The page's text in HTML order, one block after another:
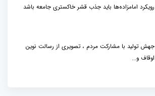
رویکرد امامزاده‌ها باید جذب قشر خاکستری جامعه باشد
جهش تولید با مشارکت مردم ، تصویری از رسالت نوین
اوقاف و...